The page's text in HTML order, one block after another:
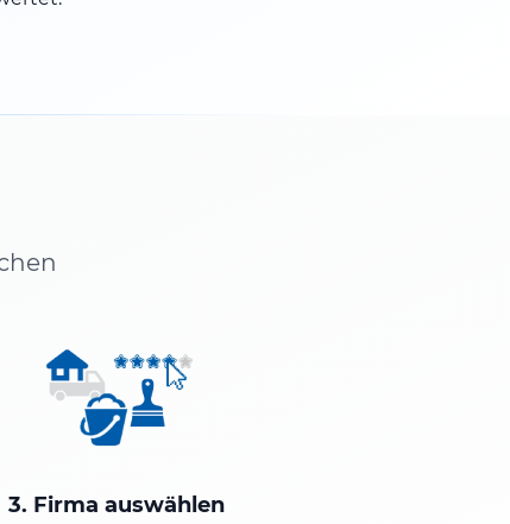
3. Firma auswählen